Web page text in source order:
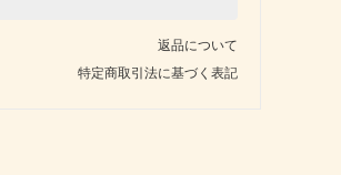
返品について
特定商取引法に基づく表記